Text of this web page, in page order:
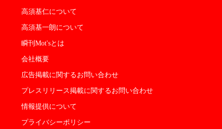
高須基仁について
高須基一朗について
瞬刊Mot'sとは
会社概要
広告掲載に関するお問い合わせ
プレスリリース掲載に関するお問い合わせ
情報提供について
プライバシーポリシー